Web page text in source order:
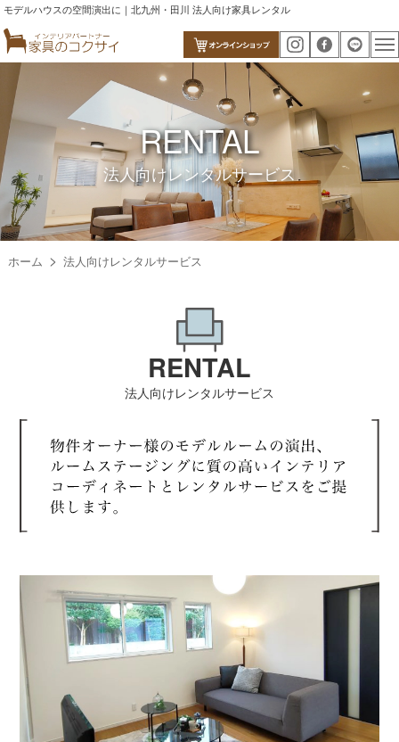
モデルハウスの空間演出に｜北九州・田川 法人向け家具レンタル
RENTAL
法人向けレンタルサービス
ホーム 法人向けレンタルサービス
RENTAL
法人向けレンタルサービス